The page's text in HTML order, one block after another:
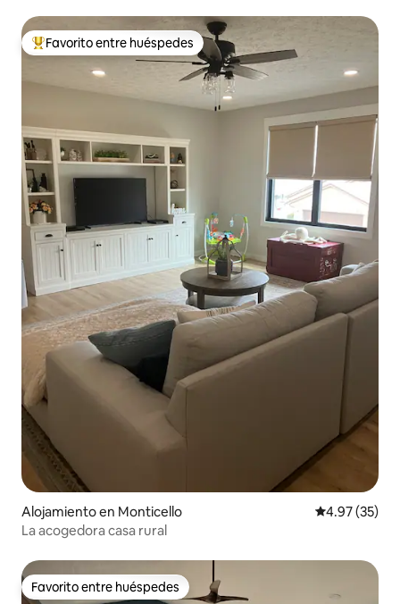
Favorito entre huéspedes preferido
Favorito entre huéspedes
Alojamiento en Monticello Calificación
4.97 (35)
La acogedora casa rural
Favorito entre huéspedes
Favorito entre huéspedes